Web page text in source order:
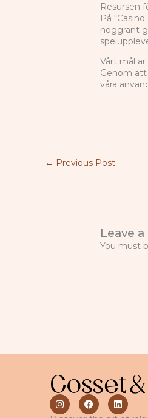
Resursen
På
noggrant
Vårt mål
Genom att
våra
← Previous Post
Leave
You must
I
n
F
a
L
i